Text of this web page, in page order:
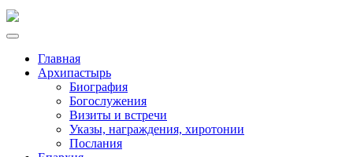
Главная
Архипастырь
Биография
Богослужения
Визиты и встречи
Указы, награждения, хиротонии
Послания